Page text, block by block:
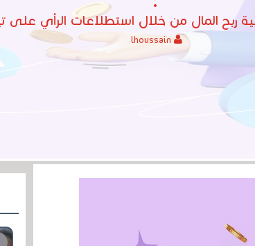
ربح المال من خلال استطلاعات الرأي على